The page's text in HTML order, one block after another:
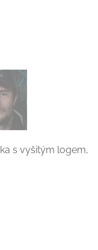
s vyšitým logem,